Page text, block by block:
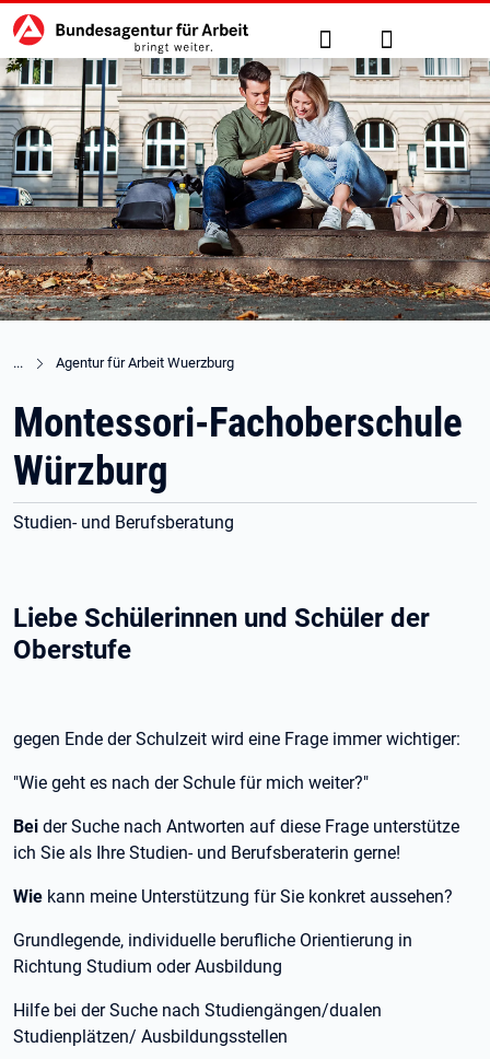
zu den Hauptinhalten springen
Hauptnavigation Suche Anmelden
Agentur für Arbeit Wuerzburg
Montessori-Fachoberschule
Würzburg
Studien- und Berufsberatung
Liebe Schülerinnen und Schüler der
Oberstufe
gegen Ende der Schulzeit wird eine Frage immer wichtiger:
"Wie geht es nach der Schule für mich weiter?"
Bei der Suche nach Antworten auf diese Frage unterstütze
ich Sie als Ihre Studien- und Berufsberaterin gerne!
Wie kann meine Unterstützung für Sie konkret aussehen?
Grundlegende, individuelle berufliche Orientierung in
Richtung Studium oder Ausbildung
Hilfe bei der Suche nach Studiengängen/dualen
Studienplätzen/ Ausbildungsstellen